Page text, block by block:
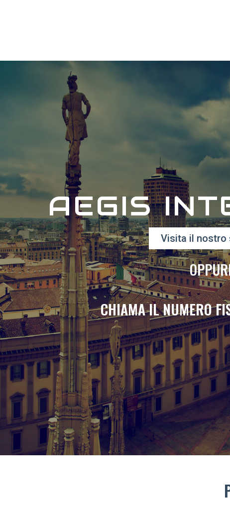
AEGIS
Visita il nostro
CHIAMA IL NUMERO